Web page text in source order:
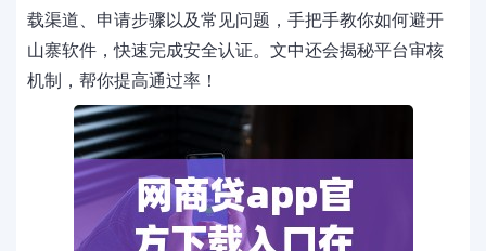
载渠道、申请步骤以及常见问题，手把手教你如何避开
山寨软件，快速完成安全认证。文中还会揭秘平台审核
机制，帮你提高通过率！